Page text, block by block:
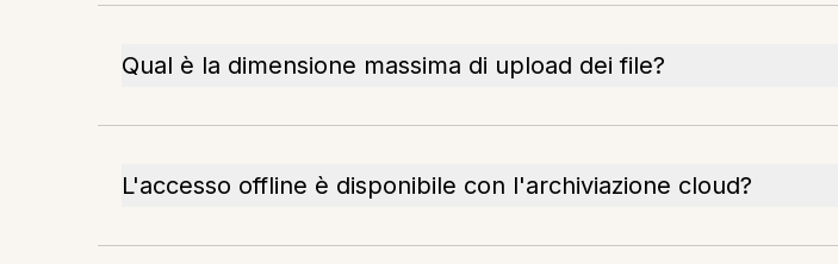
Qual è la dimensione massima di upload dei file?
L'accesso offline è disponibile con l'archiviazione cloud?